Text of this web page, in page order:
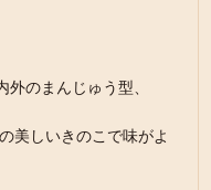
のまんじゅう型、
美しいきのこで味がよ